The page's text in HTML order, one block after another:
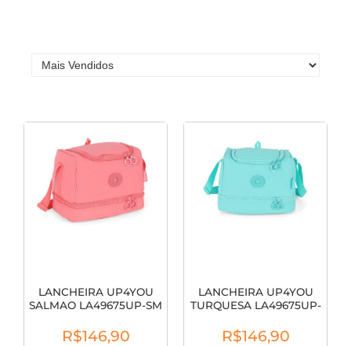
LANCHEIRA UP4YOU
SALMAO LA49675UP-SM
R$146,90
LANCHEIRA UP4YOU
TURQUESA LA49675UP-
R$146,90